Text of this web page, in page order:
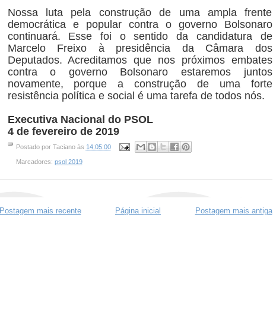
Nossa luta pela construção de uma ampla frente
democrática e popular contra o governo Bolsonaro
continuará. Esse foi o sentido da candidatura de
Marcelo Freixo à presidência da Câmara dos
Deputados. Acreditamos que nos próximos embates
contra o governo Bolsonaro estaremos juntos
novamente, porque a construção de uma forte
resistência política e social é uma tarefa de todos nós.
Executiva Nacional do PSOL
4 de fevereiro de 2019
Postado por Taciano às 14:05:00
Marcadores: psol 2019
Postagem mais recente Postagem mais antiga
Página inicial